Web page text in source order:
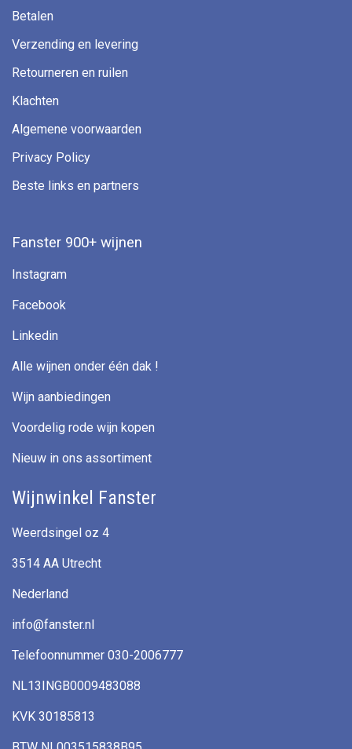
Betalen
Verzending en levering
Retourneren en ruilen
Klachten
Algemene voorwaarden
Privacy Policy
Beste links en partners
Fanster 900+ wijnen
Instagram
Facebook
Linkedin
Alle wijnen onder één dak !
Wijn aanbiedingen
Voordelig rode wijn kopen
Nieuw in ons assortiment
Wijnwinkel Fanster
Weerdsingel oz 4
3514 AA Utrecht
Nederland
info@fanster.nl
Telefoonnummer 030-2006777
NL13INGB0009483088
KVK 30185813